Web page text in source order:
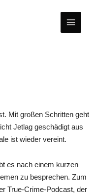
MAIN
Mit großen Schritten geht
Jetlag geschädigt aus
ist wieder vereint.
es nach einem kurzen
zu besprechen. Zum
True-Crime-Podcast, der